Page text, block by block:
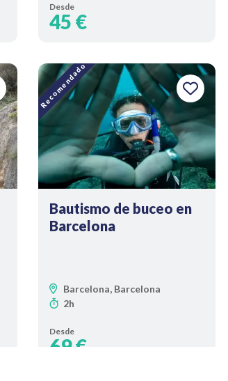
Desde
45 €
Recomendado
Bautismo de buceo en
Barcelona
Barcelona, Barcelona
2h
Desde
69 €